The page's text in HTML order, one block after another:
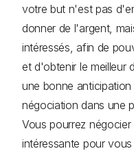
votre but n'est pas
donner de l'argent,
intéressés, afin de
et d'obtenir le meilleur
une bonne
négociation dans une
Vous pourrez
intéressante pour